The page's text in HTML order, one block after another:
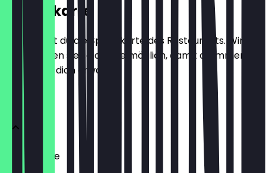
Speisekarte
Hier findest du die Speisekarte des Restaurants. Wir
aktualisieren sie so oft wie möglich, damit du immer
weißt, was dich erwartet.
Ofenfrische